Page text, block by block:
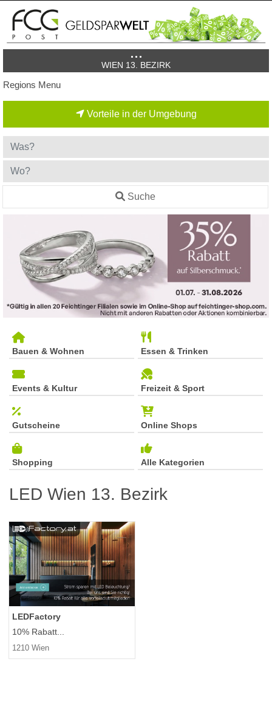
WIEN 13. BEZIRK
Regions Menu
Vorteile in der Umgebung
Suche
Bauen & Wohnen Essen & Trinken
Events & Kultur Freizeit & Sport
Gutscheine Online Shops
Shopping Alle Kategorien
LED Wien 13. Bezirk
LEDFactory
10% Rabatt...
1210 Wien